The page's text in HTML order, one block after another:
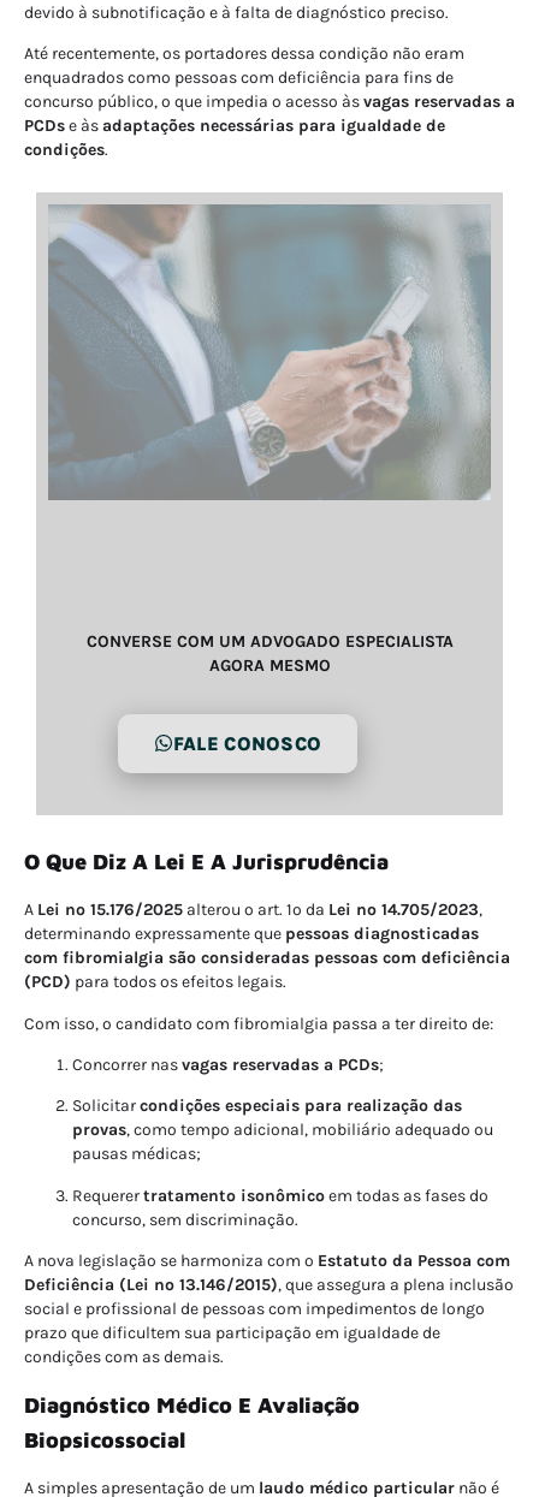
devido à subnotificação e à falta de diagnóstico preciso.
Até recentemente, os portadores dessa condição não eram
enquadrados como pessoas com deficiência para fins de
concurso público, o que impedia o acesso àsvagas reservadas a
PCDse àsadaptações necessárias para igualdade de
condições.
CONVERSE COM UM ADVOGADO ESPECIALISTA
AGORA MESMO
FALE CONOSCO
O Que Diz A Lei E A Jurisprudência
A Lei nº 15.176/2025 alterou o art. 1º da Lei nº 14.705/2023,
determinando expressamente que pessoas diagnosticadas
com fibromialgia são consideradas pessoas com deficiência
(PCD) para todos os efeitos legais.
Com isso, o candidato com fibromialgia passa a ter direito de:
Concorrer nasvagas reservadas a PCDs;
Solicitarcondições especiais para realização das
provas, como tempo adicional, mobiliário adequado ou
pausas médicas;
Requerertratamento isonômicoem todas as fases do
concurso, sem discriminação.
A nova legislação se harmoniza com o Estatuto da Pessoa com
Deficiência (Lei nº 13.146/2015), que assegura a plena inclusão
social e profissional de pessoas com impedimentos de longo
prazo que dificultem sua participação em igualdade de
condições com as demais.
Diagnóstico Médico E Avaliação
Biopsicossocial
A simples apresentação de um laudo médico particular não é